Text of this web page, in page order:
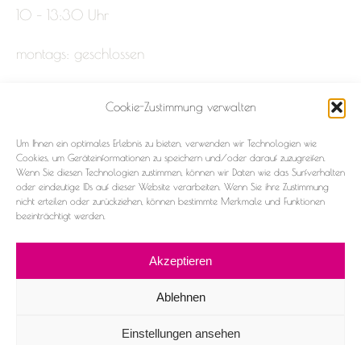
Cookie-Zustimmung verwalten
Um Ihnen ein optimales Erlebnis zu bieten, verwenden wir Technologien wie
Cookies, um Geräteinformationen zu speichern und/oder darauf zuzugreifen.
Wenn Sie diesen Technologien zustimmen, können wir Daten wie das Surfverhalten
oder eindeutige IDs auf dieser Website verarbeiten. Wenn Sie ihre Zustimmung
nicht erteilen oder zurückziehen, können bestimmte Merkmale und Funktionen
beeinträchtigt werden.
Akzeptieren
Ablehnen
Einstellungen ansehen
10 – 13:30 Uhr
montags: geschlossen
Datenschutz
Cookie-Richtlinie (EU)